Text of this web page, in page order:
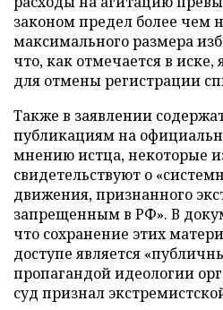
законом предел более чем
максимального размера
что, как отмечается в иске,
для отмены регистрации
Также в заявлении
публикациям на
мнению истца, некоторые
свидетельствуют о
движения, признанного
запрещенным в РФ». В
что сохранение этих
доступе является
пропагандой идеологии
суд признал